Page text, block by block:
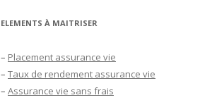
ELEMENTS À MAITRISER
– Placement assurance vie
– Taux de rendement assurance vie
– Assurance vie sans frais